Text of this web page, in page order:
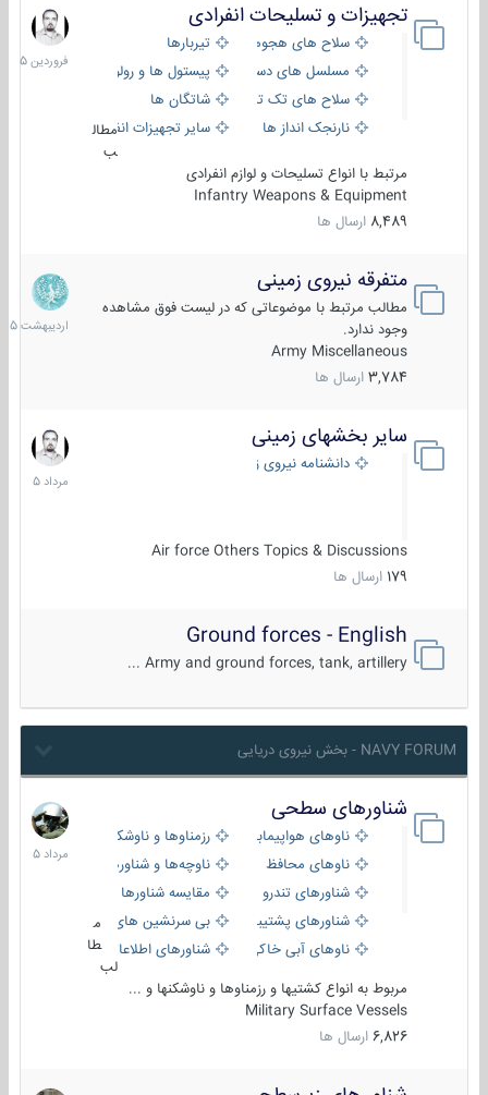
تجهیزات و تسلیحات انفرادی
سلاح های هجومی
تیربارها
مسلسل های دستی
پیستول ها و رولورها
سلاح های تک تیر اندازیشاتگان ها
نارنجک انداز ها
سایر تجهیزات انفرادی
مطال
ب
مرتبط با انواع تسلیحات و لوازم انفرادی
Infantry Weapons & Equipment
8,489 ارسال ها
17
فروردین
1405
متفرقه نیروی زمینی
مطالب مرتبط با موضوعاتی که در لیست فوق مشاهده
وجود ندارد.
Army Miscellaneous
3,784 ارسال ها
27
1405
سایر بخشهای زمینی
دانشنامه نیروی زمینی
Air force Others Topics & Discussions
179 ارسال ها
9
مرداد
1405
Ground forces - English
Army and ground forces, tank, artillery ...
NAVY FORUM - بخش نیروی دریایی
شناورهای سطحی
ناوهای هواپیمابر و بالگرد بررزمناوها و ناوشکن‌ها
ناوهای محافظ
ناوچه‌ها و شناورهای گشتی
شناورهای تندرو
مقایسه شناورها
شناورهای پشتیبانی
بی سرنشین های دریایی
ناوهای آبی خاکی و نیروبرشناورهای اطلاعاتی و جاسوسی
طا
لب
مربوط به انواع کشتیها و رزمناوها و ناوشکنها و ...
Military Surface Vessels
6,826 ارسال ها
2
مرداد
1405